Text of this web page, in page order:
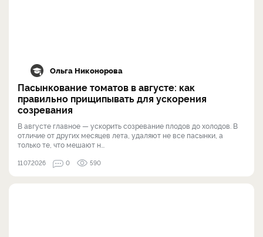
Ольга Никонорова
Пасынкование томатов в августе: как
правильно прищипывать для ускорения
созревания
В августе главное — ускорить созревание плодов до холодов. В
отличие от других месяцев лета, удаляют не все пасынки, а
только те, что мешают н...
11.07.2026 0 590